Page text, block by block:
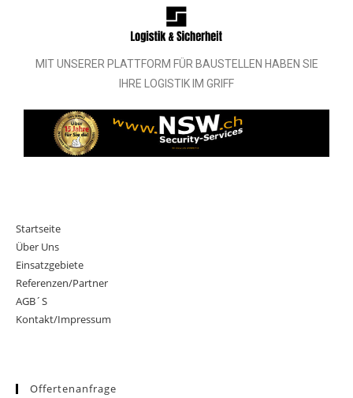
MIT UNSERER PLATTFORM FÜR BAUSTELLEN HABEN SIE
IHRE LOGISTIK IM GRIFF
Startseite
Über Uns
Einsatzgebiete
Referenzen/Partner
AGB´S
Kontakt/Impressum
Offertenanfrage